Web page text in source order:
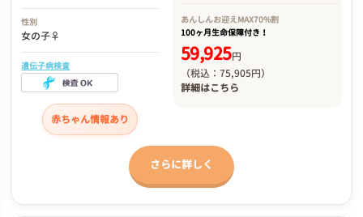
性別
女の子♀
遺伝子病検査
赤ちゃん情報あり
あんしんお迎え MAX70%割
100ヶ月生命保障付き！
59,925円
（税込：75,905円）
詳細はこちら
さらに詳しく